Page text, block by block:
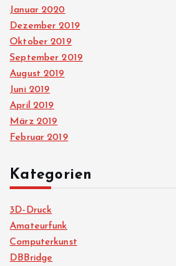
Januar 2020
Dezember 2019
Oktober 2019
September 2019
August 2019
Juni 2019
April 2019
März 2019
Februar 2019
Kategorien
3D-Druck
Amateurfunk
Computerkunst
DBBridge